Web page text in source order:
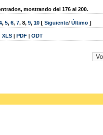
mostrando del 176 al 200.
, 5, 6, 7, 8, 9, 10 [ Siguiente/ Último ]
XLS | PDF | ODT